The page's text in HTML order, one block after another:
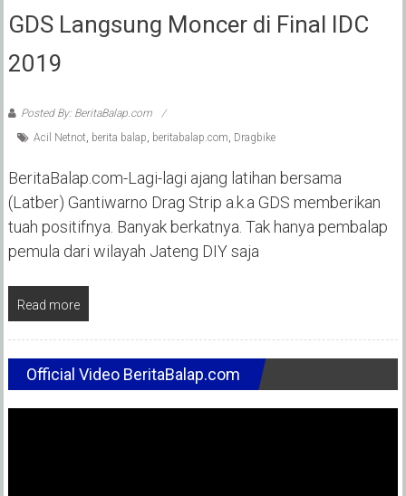
GDS Langsung Moncer di Final IDC
2019
Posted By: BeritaBalap.com
Acil Netnot, berita balap, beritabalap.com, Dragbike
BeritaBalap.com-Lagi-lagi ajang latihan bersama
(Latber) Gantiwarno Drag Strip a.k.a GDS memberikan
tuah positifnya. Banyak berkatnya. Tak hanya pembalap
pemula dari wilayah Jateng DIY saja
Read more
Official Video BeritaBalap.com